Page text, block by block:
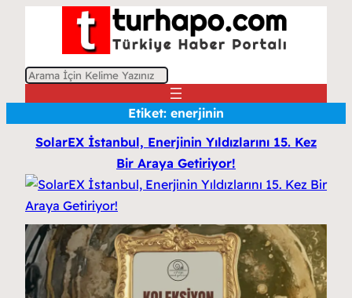
A
Etiket: enerjinin
SolarEX İstanbul, Enerjinin Yıldızlarını 15. Kez
Bir Araya Getiriyor!